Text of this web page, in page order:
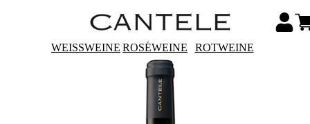
WEISSWEINE ROSÉWEINE ROTWEINE